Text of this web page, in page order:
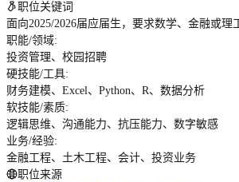
职位关键词
面向2025/2026届应届生，要求数学、金融或
职能/领域:
投资管理、校园招聘
硬技能/工具:
财务建模、Excel、Python、R、数据分析
软技能/素质:
逻辑思维、沟通能力、抗压能力、数字敏感
业务/经验:
金融工程、土木工程、会计、投资业务
职位来源